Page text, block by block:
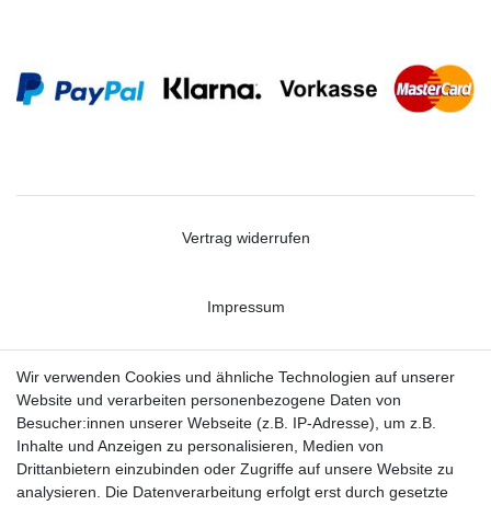
Vertrag widerrufen
Impressum
Datenschutzerklärung
Kontakt
Wir verwenden Cookies und ähnliche Technologien auf unserer
Website und verarbeiten personenbezogene Daten von
Besucher:innen unserer Webseite (z.B. IP-Adresse), um z.B.
Inhalte und Anzeigen zu personalisieren, Medien von
Drittanbietern einzubinden oder Zugriffe auf unsere Website zu
analysieren. Die Datenverarbeitung erfolgt erst durch gesetzte